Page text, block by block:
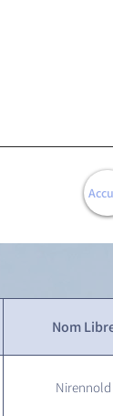
Nom
Nirennold